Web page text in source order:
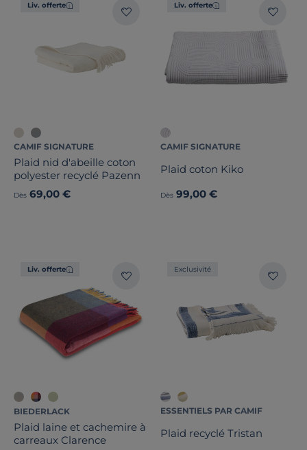
Liv. offerte
CAMIF SIGNATURE
Plaid nid d'abeille coton
polyester recyclé Pazenn
Dès 69,00 €
Liv. offerte
CAMIF SIGNATURE
Plaid coton Kiko
Dès 99,00 €
Liv. offerte
BIEDERLACK
Plaid laine et cachemire à
carreaux Clarence
Exclusivité
ESSENTIELS PAR CAMIF
Plaid recyclé Tristan